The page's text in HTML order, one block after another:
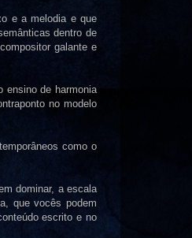
e a melodia e que
dentro de
galante e
ensino de harmonia
no modelo
como o
dominar, a escala
que vocês podem
escrito e no